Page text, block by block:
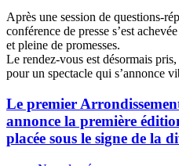
Après une session de questions-
conférence de presse s’est
et pleine de promesses.
Le rendez-vous est désormais
pour un spectacle qui s’annonce
Le premier
annonce la première
placée sous le signe de la